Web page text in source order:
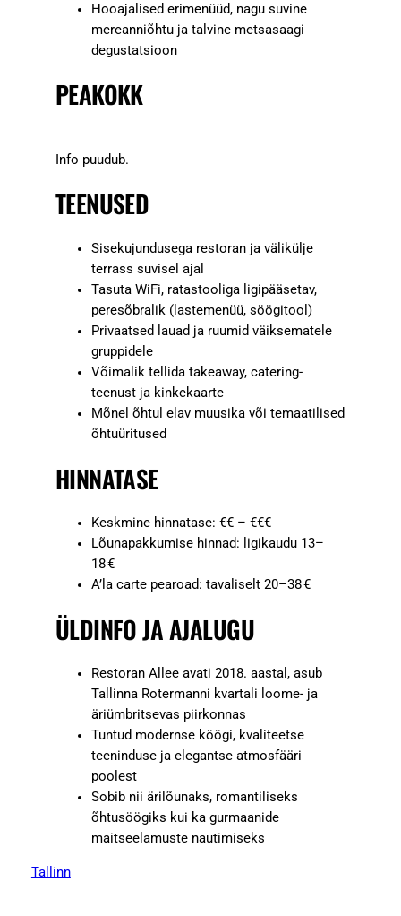
Hooajalised erimenüüd, nagu suvine
mereanniõhtu ja talvine metsasaagi
degustatsioon
PEAKOKK
Info puudub.
TEENUSED
Sisekujundusega restoran ja välikülje
terrass suvisel ajal
Tasuta WiFi, ratastooliga ligipääsetav,
peresõbralik (lastemenüü, söögitool)
Privaatsed lauad ja ruumid väiksematele
gruppidele
Võimalik tellida takeaway, catering-
teenust ja kinkekaarte
Mõnel õhtul elav muusika või temaatilised
õhtuüritused
HINNATASE
Keskmine hinnatase: €€ – €€€
Lõunapakkumise hinnad: ligikaudu 13–
18 €
A’la carte pearoad: tavaliselt 20–38 €
ÜLDINFO JA AJALUGU
Restoran Allee avati 2018. aastal, asub
Tallinna Rotermanni kvartali loome- ja
äriümbritsevas piirkonnas
Tuntud modernse köögi, kvaliteetse
teeninduse ja elegantse atmosfääri
poolest
Sobib nii ärilõunaks, romantiliseks
õhtusöögiks kui ka gurmaanide
maitseelamuste nautimiseks
Tallinn